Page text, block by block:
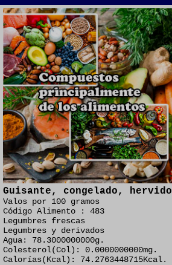
Guisante, congelado, hervido
Valos por 100 gramos
Código Alimento : 483
Legumbres frescas
Legumbres y derivados
Agua: 78.3000000000g.
Colesterol(Col): 0.0000000000mg.
Calorías(Kcal): 74.2763448715Kcal.